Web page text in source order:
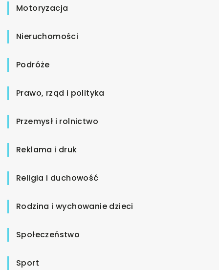
Motoryzacja
Nieruchomości
Podróże
Prawo, rząd i polityka
Przemysł i rolnictwo
Reklama i druk
Religia i duchowość
Rodzina i wychowanie dzieci
Społeczeństwo
Sport